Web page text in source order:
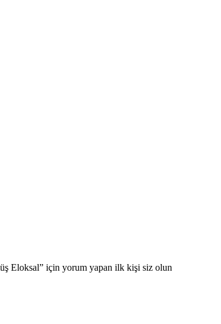
Eloksal” için yorum yapan ilk kişi siz olun